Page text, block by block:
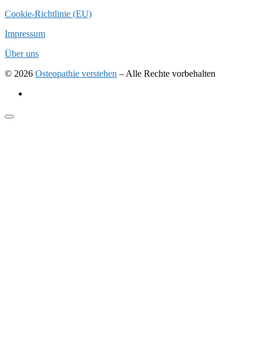
Cookie-Richtlinie (EU)
Impressum
Über uns
© 2026 Osteopathie verstehen – Alle Rechte vorbehalten